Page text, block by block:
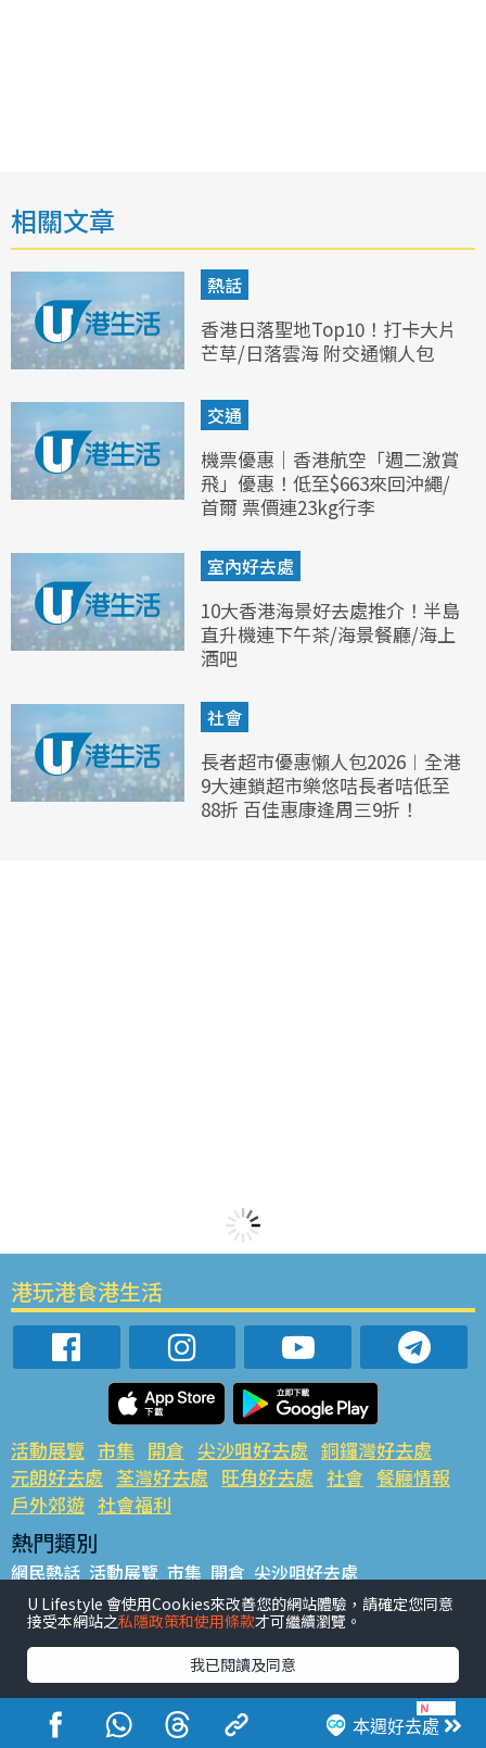
相關文章
熱話
香港日落聖地Top10！打卡大片
芒草/日落雲海 附交通懶人包
交通
機票優惠｜香港航空「週二激賞
飛」優惠！低至$663來回沖繩/
首爾 票價連23kg行李
室內好去處
10大香港海景好去處推介！半島
直升機連下午茶/海景餐廳/海上
酒吧
社會
長者超市優惠懶人包2026︱全港
9大連鎖超市樂悠咭長者咭低至
88折 百佳惠康逢周三9折！
本週好去處
港玩港食港生活
活動展覽 市集 開倉 尖沙咀好去處 銅鑼灣好去處
元朗好去處 荃灣好去處 旺角好去處 社會 餐廳情報
戶外郊遊 社會福利
熱門類別
網民熱話 活動展覽 市集 開倉 尖沙咀好去處
銅鑼灣好去處 元朗好去處 荃灣好去處 旺角好去處 社會
餐廳情報 戶外郊遊
熱門標籤
#UGO搵好去處 #人氣活動推介 #美食社群熱話
#親子玩樂好去處
#ULifestyle應用程式
#限時搶
U Lifestyle 會使用Cookies來改善您的網站體驗，請確定您同意
接受本網站之私隱政策和使用條款才可繼續瀏覽。
我已閱讀及同意